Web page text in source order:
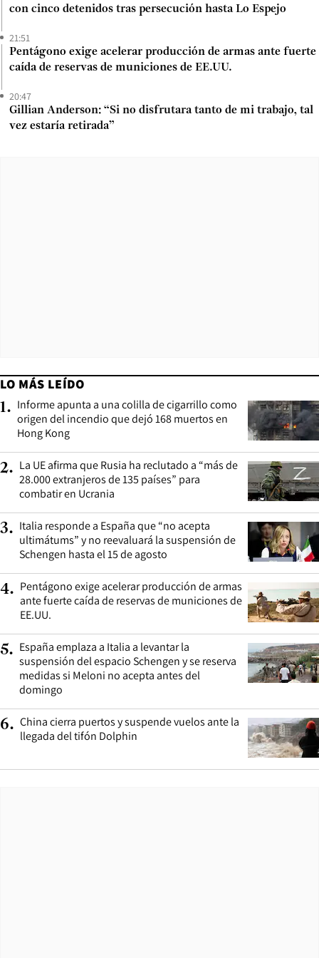
con cinco detenidos tras persecución hasta Lo Espejo
21:51
Pentágono exige acelerar producción de armas ante fuerte
caída de reservas de municiones de EE.UU.
20:47
Gillian Anderson: “Si no disfrutara tanto de mi trabajo, tal
vez estaría retirada”
LO MÁS LEÍDO
1. Informe apunta a una colilla de cigarrillo como
origen del incendio que dejó 168 muertos en
Hong Kong
2. La UE afirma que Rusia ha reclutado a “más de
28.000 extranjeros de 135 países” para
combatir en Ucrania
3. Italia responde a España que “no acepta
ultimátums” y no reevaluará la suspensión de
Schengen hasta el 15 de agosto
4. Pentágono exige acelerar producción de armas
ante fuerte caída de reservas de municiones de
EE.UU.
5. España emplaza a Italia a levantar la
suspensión del espacio Schengen y se reserva
medidas si Meloni no acepta antes del
domingo
6. China cierra puertos y suspende vuelos ante la
llegada del tifón Dolphin